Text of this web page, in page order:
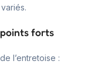
forts
l’entretoise :